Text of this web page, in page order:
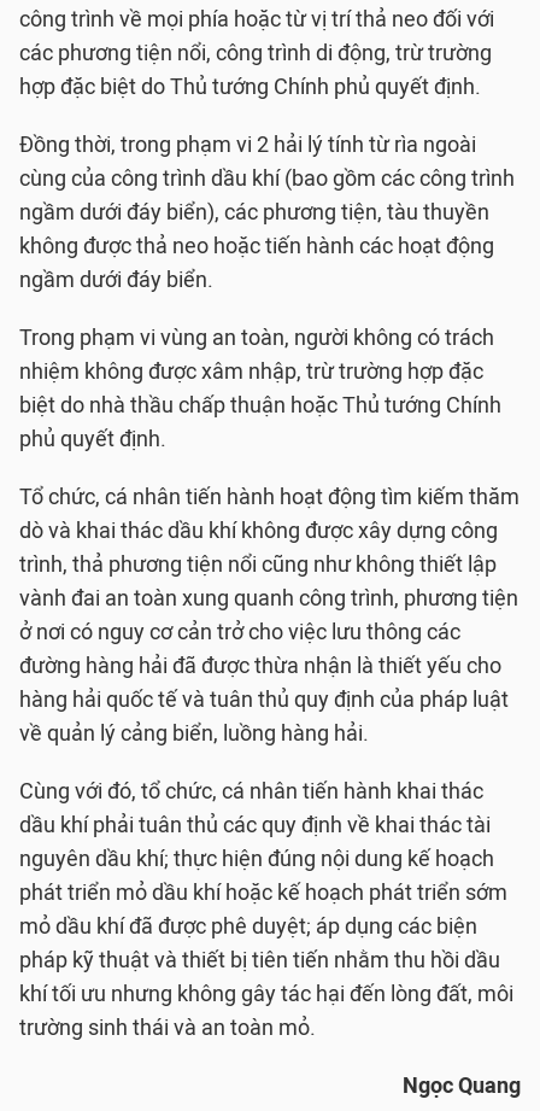
công trình về mọi phía hoặc từ vị trí thả neo đối với
các phương tiện nổi, công trình di động, trừ trường
hợp đặc biệt do Thủ tướng Chính phủ quyết định.
Đồng thời, trong phạm vi 2 hải lý tính từ rìa ngoài
cùng của công trình dầu khí (bao gồm các công trình
ngầm dưới đáy biển), các phương tiện, tàu thuyền
không được thả neo hoặc tiến hành các hoạt động
ngầm dưới đáy biển.
Trong phạm vi vùng an toàn, người không có trách
nhiệm không được xâm nhập, trừ trường hợp đặc
biệt do nhà thầu chấp thuận hoặc Thủ tướng Chính
phủ quyết định.
Tổ chức, cá nhân tiến hành hoạt động tìm kiếm thăm
dò và khai thác dầu khí không được xây dựng công
trình, thả phương tiện nổi cũng như không thiết lập
vành đai an toàn xung quanh công trình, phương tiện
ở nơi có nguy cơ cản trở cho việc lưu thông các
đường hàng hải đã được thừa nhận là thiết yếu cho
hàng hải quốc tế và tuân thủ quy định của pháp luật
về quản lý cảng biển, luồng hàng hải.
Cùng với đó, tổ chức, cá nhân tiến hành khai thác
dầu khí phải tuân thủ các quy định về khai thác tài
nguyên dầu khí; thực hiện đúng nội dung kế hoạch
phát triển mỏ dầu khí hoặc kế hoạch phát triển sớm
mỏ dầu khí đã được phê duyệt; áp dụng các biện
pháp kỹ thuật và thiết bị tiên tiến nhằm thu hồi dầu
khí tối ưu nhưng không gây tác hại đến lòng đất, môi
trường sinh thái và an toàn mỏ.
Ngọc Quang